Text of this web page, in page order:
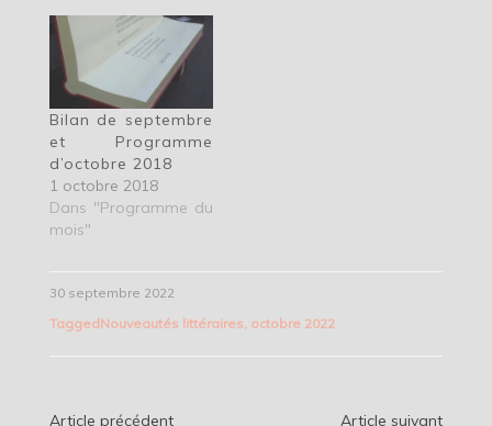
Bilan de septembre
et Programme
d’octobre 2018
1 octobre 2018
Dans "Programme du
mois"
30 septembre 2022
TaggedNouveautés littéraires octobre 2022
Article précédent Article suivant